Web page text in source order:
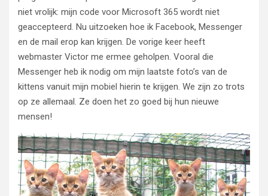
niet vrolijk: mijn code voor Microsoft 365 wordt niet
geaccepteerd. Nu uitzoeken hoe ik Facebook, Messenger
en de mail erop kan krijgen. De vorige keer heeft
webmaster Victor me ermee geholpen. Vooral die
Messenger heb ik nodig om mijn laatste foto’s van de
kittens vanuit mijn mobiel hierin te krijgen. We zijn zo trots
op ze allemaal. Ze doen het zo goed bij hun nieuwe
mensen!